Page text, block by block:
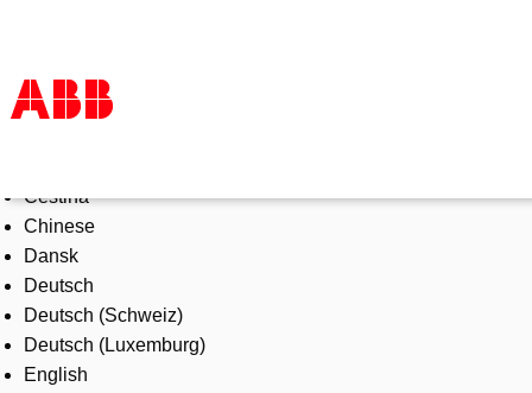
Products & Solutions
Industries
Services
About us
Where to buy
Contact us
Careers
Čeština
Chinese
Dansk
Deutsch
Deutsch (Schweiz)
Deutsch (Luxemburg)
English